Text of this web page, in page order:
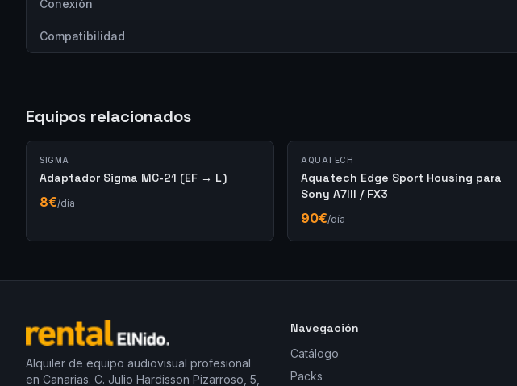
Conexión
Compatibilidad
Equipos relacionados
SIGMA
Adaptador Sigma MC-21 (EF → L)
8€/día
AQUATECH
Aquatech Edge Sport Housing para
Sony A7III / FX3
90€/día
Alquiler de equipo audiovisual profesional
en Canarias. C. Julio Hardisson Pizarroso, 5,
Navegación
Catálogo
Packs